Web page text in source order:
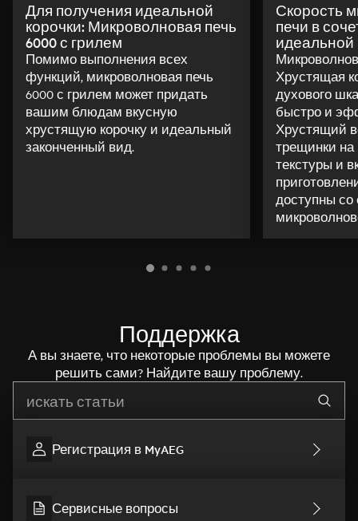
Для получения идеальной
корочки: Микроволновая печь
6000 с грилем
Помимо выполнения всех
функций, микроволновая печь
6000 с грилем может придать
вашим блюдам вкусную
хрустящую корочку и идеальный
законченный вид.
Скорость
печи в
идеальной
Хрустящая
духового
быстро и
Хрустящий
трещинки на
текстуры и
доступны со
Поддержка
А вы знаете, что некоторые проблемы вы можете
решить сами? Найдите вашу проблему.
Регистрация в MyAEG
Сервисные вопросы